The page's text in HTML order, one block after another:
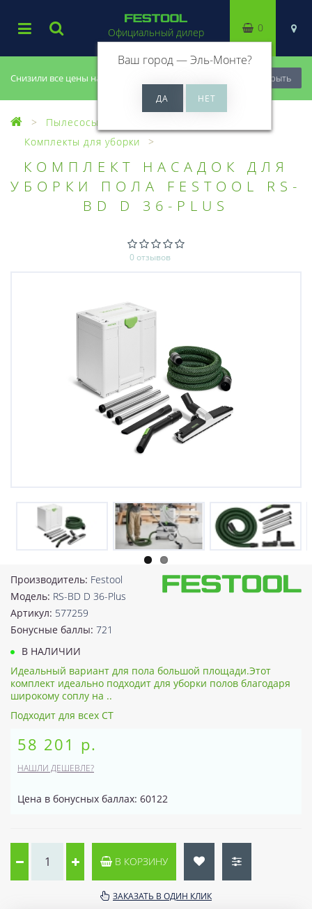
Снизили все цены на 20%, успей купить! Закрыть
Официальный дилер
Ваш город —Эль-Монте?
0
Пылесосы
Комплекты для уборки
КОМПЛЕКТ НАСАДОК ДЛЯ
УБОРКИ ПОЛА FESTOOL RS-
BD D 36-PLUS
0 отзывов
Производитель: Festool
Модель: RS-BD D 36-Plus
Артикул: 577259
Бонусные баллы: 721
В НАЛИЧИИ
Идеальный вариант для пола большой площади.Этот
комплект идеально подходит для уборки полов благодаря
широкому соплу на ..
Подходит для всех CT
58 201 р.
НАШЛИ ДЕШЕВЛЕ?
Цена в бонусных баллах: 60122
В КОРЗИНУ
ЗАКАЗАТЬ В ОДИН КЛИК